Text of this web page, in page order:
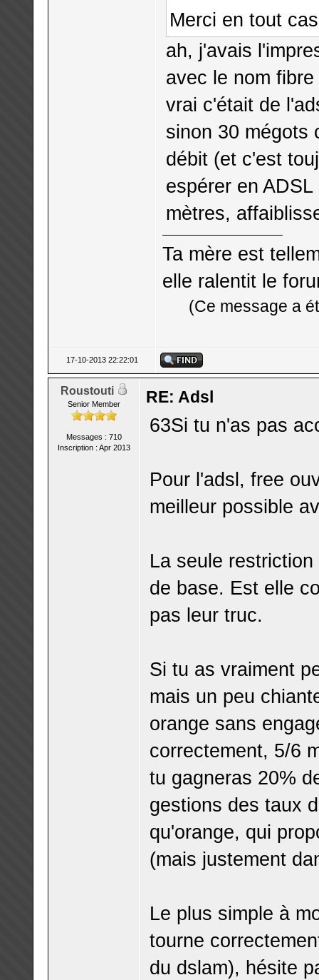
Merci en tout
ah, j'avais
avec le nom
vrai c'était de
sinon 30 mégots
débit (et c'est
espérer en
mètres,
Ta mère est
elle ralentit le
(Ce message a
17-10-2013 22:22:01
Roustouti
Senior Member
Messages : 710
Inscription : Apr 2013
RE: Adsl
63Si tu n'as pas
Pour l'adsl, free
meilleur possible
La seule
de base. Est elle
pas leur truc.
Si tu as vraiment
mais un peu
orange sans
correctement, 5/6
tu gagneras 20%
gestions des taux
qu'orange, qui
(mais justement
Le plus simple à
tourne
du dslam), hésite